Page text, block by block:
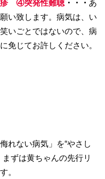
④突発性難聴・・・ あ
い致します。病気は、い
いごとではないので、病
免じてお許しください。
れない病気」を“やさし
ずは黄ちゃんの先行リ
。